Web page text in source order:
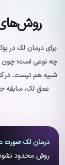
برای درمان لک در
چه نوعی است؛ چون
شبیه هم نیست. در
عمق لک، سابقه
درمان لک صورت
روش محدود